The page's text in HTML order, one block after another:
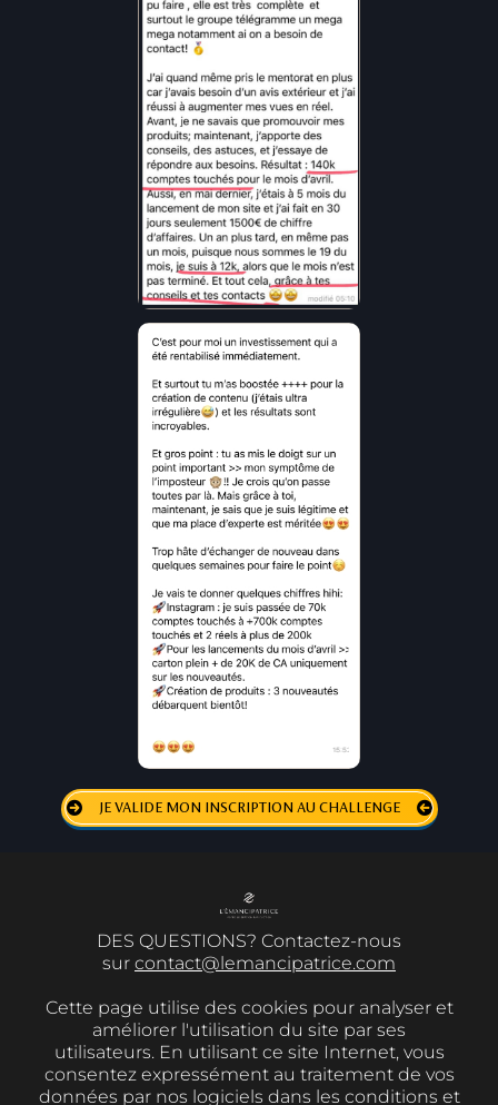
JE VALIDE MON INSCRIPTION AU CHALLENGE
DES QUESTIONS? Contactez-nous
sur contact@lemancipatrice.com
Cette page utilise des cookies pour analyser et
améliorer l'utilisation du site par ses
utilisateurs. En utilisant ce site Internet, vous
consentez expressément au traitement de vos
données par nos logiciels dans les conditions et